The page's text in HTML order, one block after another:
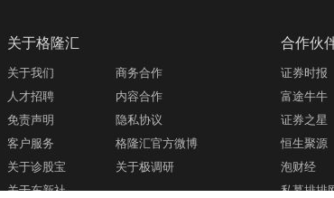
关于格隆汇
关于我们
商务合作
人才招聘
内容合作
免责声明
隐私协议
客户服务
格隆汇官方微博
关于诊股宝
关于极调研
关于东新社
合作伙
证券时报
富途牛牛
证券之星
恒生聚源
泡财经
私募排排